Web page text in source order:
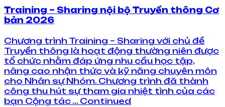
Training – Sharing nội bộ Truyền thông Cơ
bản 2026
Chương trình Training – Sharing với chủ đề
Truyền thông là hoạt động thường niên được
tổ chức nhằm đáp ứng nhu cầu học tập,
nâng cao nhận thức và kỹ năng chuyên môn
cho Nhân sự Nhóm. Chương trình đã thành
công thu hút sự tham gia nhiệt tình của các
bạn Cộng tác … Continued